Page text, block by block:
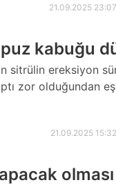
21.09.2025 23:07
kabuğu
sitrülin ereksiyon
zor olduğundan
21.09.2025 15:32
olması